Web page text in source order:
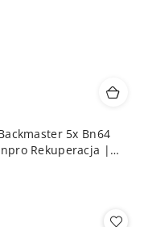
5x Bn64
Rekuperacja |